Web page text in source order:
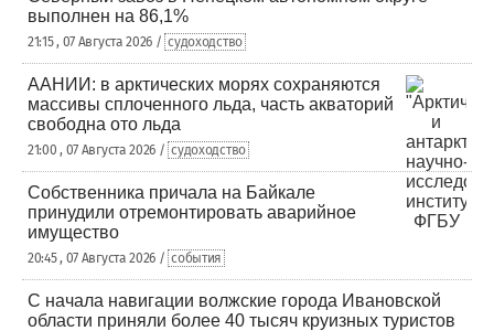
выполнен на 86,1%
21:15 , 07 Августа 2026 / судоходство
ААНИИ: в арктических морях сохраняются
массивы сплоченного льда, часть акваторий
свободна ото льда
21:00 , 07 Августа 2026 / судоходство
Собственника причала на Байкале
принудили отремонтировать аварийное
имущество
20:45 , 07 Августа 2026 / события
С начала навигации волжские города Ивановской
области приняли более 40 тысяч круизных туристов